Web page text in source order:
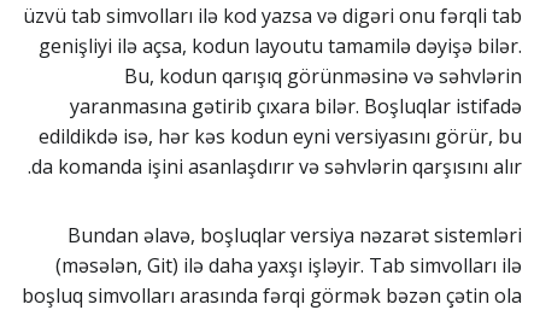
üzvü tab simvolları ilə kod yazsa və digəri onu fərqli tab
genişliyi ilə açsa, kodun layoutu tamamilə dəyişə bilər.
Bu, kodun qarışıq görünməsinə və səhvlərin
yaranmasına gətirib çıxara bilər. Boşluqlar istifadə
edildikdə isə, hər kəs kodun eyni versiyasını görür, bu
da komanda işini asanlaşdırır və səhvlərin qarşısını alır.
Bundan əlavə, boşluqlar versiya nəzarət sistemləri
(məsələn, Git) ilə daha yaxşı işləyir. Tab simvolları ilə
boşluq simvolları arasında fərqi görmək bəzən çətin ola